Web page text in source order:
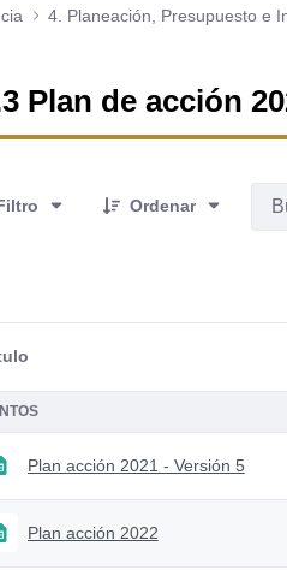
4. Planeación, Presupuesto e
Plan de acción
Ordenar
del elemento
Plan acción 2021 - Versión 5
Plan acción 2022